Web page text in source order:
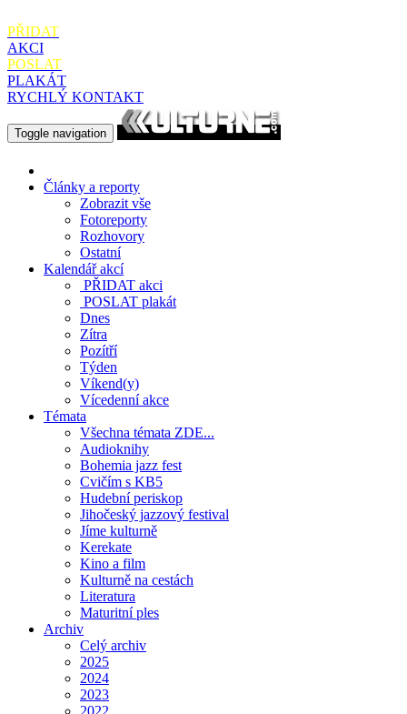
PŘIDAT
AKCI
POSLAT
PLAKÁT
RYCHLÝ KONTAKT
Toggle navigation
Články a reporty
Zobrazit vše
Fotoreporty
Rozhovory
Ostatní
Kalendář akcí
PŘIDAT akci
POSLAT plakát
Dnes
Zítra
Pozítří
Týden
Víkend(y)
Vícedenní akce
Témata
Všechna témata ZDE...
Audioknihy
Bohemia jazz fest
Cvičím s KB5
Hudební periskop
Jihočeský jazzový festival
Jíme kulturně
Kerekate
Kino a film
Kulturně na cestách
Literatura
Maturitní ples
Archiv
Celý archiv
2025
2024
2023
2022